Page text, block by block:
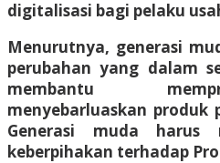
digitalisasi bagi pelaku
Menurutnya, generasi
perubahan yang dalam
membantu
menyebarluaskan produk
Generasi muda harus
keberpihakan terhadap